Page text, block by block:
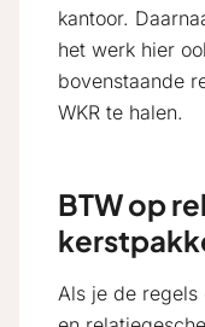
kantoor.
het werk hier
bovenstaande
WKR te halen.
BTW op
Als je de regels